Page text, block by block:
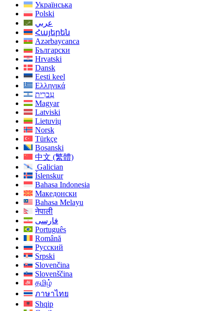
Українська
Polski
عربي
Հայերեն
Azərbaycanca
Български
Hrvatski
Dansk
Eesti keel
Ελληνικά
עִברִית
Magyar
Latviski
Lietuvių
Norsk
Türkçe
Bosanski
中文 (繁體)
Galician
Íslenskur
Bahasa Indonesia
Македонски
Bahasa Melayu
नेपाली
فارسی
Português
Română
Русский
Srpski
Slovenčina
Slovenščina
தமிழ்
ภาษาไทย
Shqip